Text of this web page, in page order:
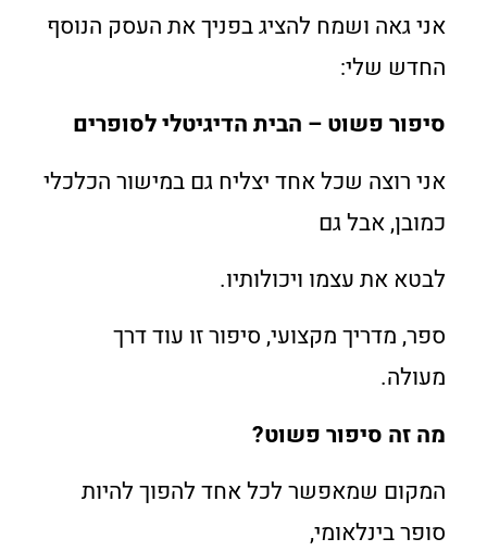
אני גאה ושמח להציג בפניך את העסק הנוסף
החדש שלי:
סיפור פשוט – הבית הדיגיטלי לסופרים
אני רוצה שכל אחד יצליח גם במישור הכלכלי
כמובן, אבל גם
לבטא את עצמו ויכולותיו.
ספר, מדריך מקצועי, סיפור זו עוד דרך
מעולה.
מה זה סיפור פשוט?
המקום שמאפשר לכל אחד להפוך להיות
סופר בינלאומי,